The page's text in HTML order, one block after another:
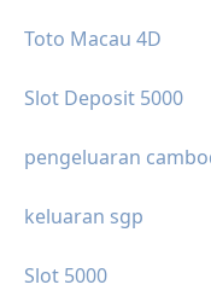
Toto Macau 4D
Slot Deposit 5000
pengeluaran
keluaran sgp
Slot 5000